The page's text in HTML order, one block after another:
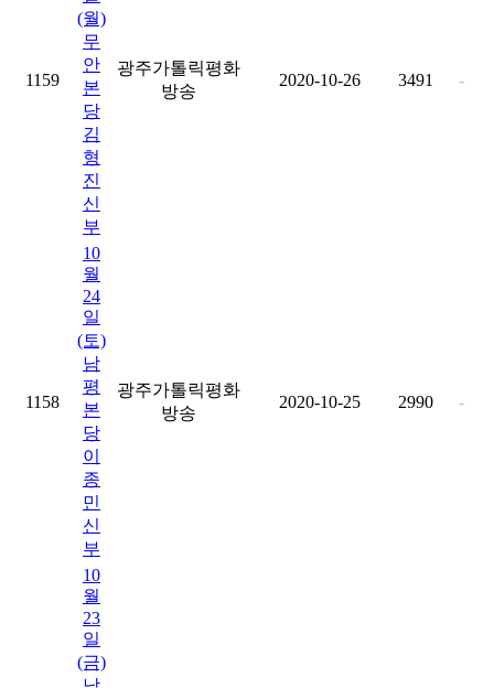
1159
(월)
무
안
본
당
김
형
진
신
부
광주가톨릭평화
방송
2020-10-26 3491 -
1158
10
월
24
일
(토)
남
평
본
당
이
종
민
신
부
광주가톨릭평화
방송
2020-10-25 2990 -
10
월
23
일
(금)